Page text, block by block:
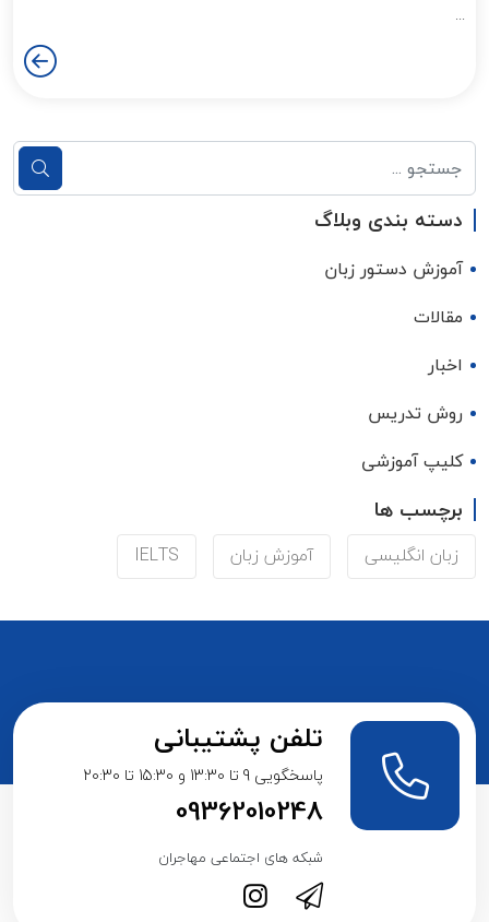
دسته بندی وبلاگ
آموزش دستور زبان
مقالات
اخبار
روش تدریس
کلیپ آموزشی
برچسب ها
زبان انگلیسی آموزش زبان IELTS
...
تلفن پشتیبانی
پاسخگویی 9 تا 13:30 و 15:30 تا 20:30
09362010248
شبکه های اجتماعی مهاجران